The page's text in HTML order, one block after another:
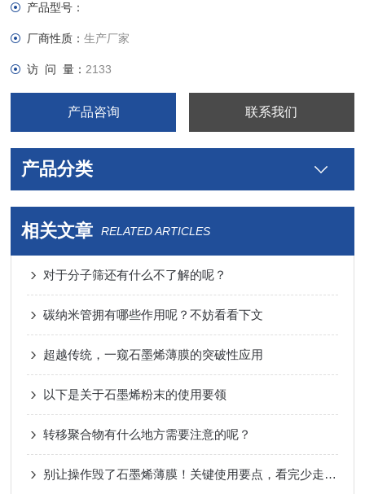
颗粒尺寸（um）：2~3
产品型号：
厂商性质：生产厂家
访 问 量： 2133
产品咨询 联系我们
产品分类
相关文章 RELATED ARTICLES
对于分子筛还有什么不了解的呢？
碳纳米管拥有哪些作用呢？不妨看看下文
超越传统，一窥石墨烯薄膜的突破性应用
以下是关于石墨烯粉末的使用要领
转移聚合物有什么地方需要注意的呢？
别让操作毁了石墨烯薄膜！关键使用要点，看完少走弯路